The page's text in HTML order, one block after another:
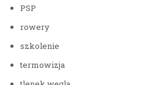
PSP
rowery
szkolenie
termowizja